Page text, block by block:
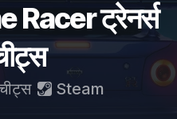
ट्रेनर्स
Steam